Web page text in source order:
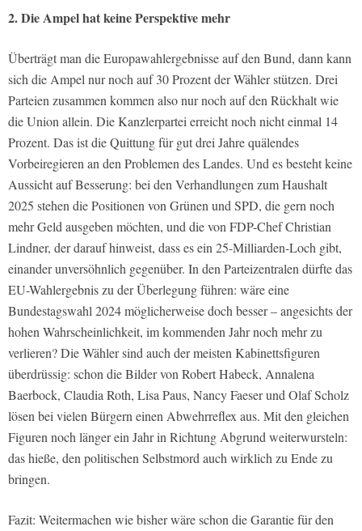
2. Die Ampel hat keine Perspektive mehr
Überträgt man die Europawahlergebnisse auf den Bund, dann kann
sich die Ampel nur noch auf 30 Prozent der Wähler stützen. Drei
Parteien zusammen kommen also nur noch auf den Rückhalt wie
die Union allein. Die Kanzlerpartei erreicht noch nicht einmal 14
Prozent. Das ist die Quittung für gut drei Jahre quälendes
Vorbeiregieren an den Problemen des Landes. Und es besteht keine
Aussicht auf Besserung: bei den Verhandlungen zum Haushalt
2025 stehen die Positionen von Grünen und SPD, die gern noch
mehr Geld ausgeben möchten, und die von FDP-Chef Christian
Lindner, der darauf hinweist, dass es ein 25-Milliarden-Loch gibt,
einander unversöhnlich gegenüber. In den Parteizentralen dürfte das
EU-Wahlergebnis zu der Überlegung führen: wäre eine
Bundestagswahl 2024 möglicherweise doch besser – angesichts der
hohen Wahrscheinlichkeit, im kommenden Jahr noch mehr zu
verlieren? Die Wähler sind auch der meisten Kabinettsfiguren
überdrüssig: schon die Bilder von Robert Habeck, Annalena
Baerbock, Claudia Roth, Lisa Paus, Nancy Faeser und Olaf Scholz
lösen bei vielen Bürgern einen Abwehrreflex aus. Mit den gleichen
Figuren noch länger ein Jahr in Richtung Abgrund weiterwursteln:
das hieße, den politischen Selbstmord auch wirklich zu Ende zu
bringen.
Fazit: Weitermachen wie bisher wäre schon die Garantie für den